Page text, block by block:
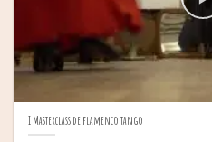
I Masterclass de flamenco tango